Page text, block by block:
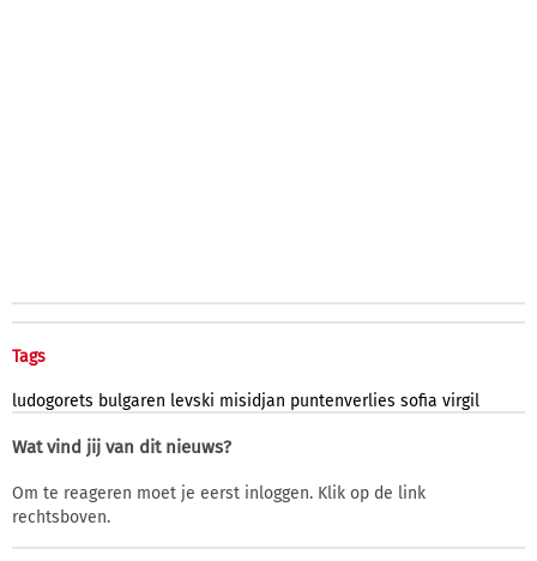
Tags
ludogorets bulgaren levski misidjan puntenverlies sofia virgil
Wat vind jij van dit nieuws?
Om te reageren moet je eerst inloggen. Klik op de link
rechtsboven.